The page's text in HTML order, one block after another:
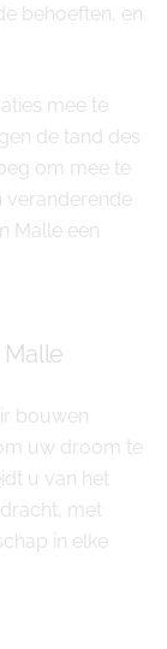
behoeften, en
mee te
de tand des
om mee te
veranderende
Malle een
bouwen
uw droom te
u van het
met
in elke